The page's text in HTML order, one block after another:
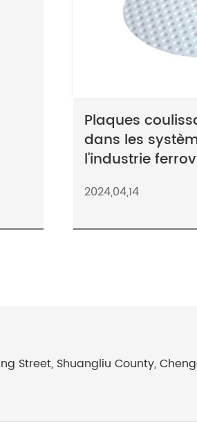
Plaques
dans les
l'industrie
2024,04,14
Street, Shuangliu County,